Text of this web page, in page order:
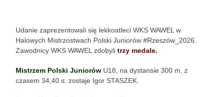
Udanie zaprezentowali się lekkoatleci WKS WAWEL w
Halowych Mistrzostwach Polski Juniorów #Rzeszów_2026.
Zawodnicy WKS WAWEL zdobylitrzy medale.
Mistrzem Polski Juniorów U18, na dystansie 300 m, z
czasem 34,40 s. zostaje Igor STASZEK.